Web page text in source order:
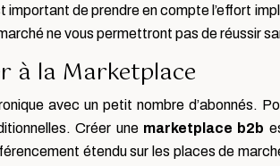
de prendre en compte l’effort
ne vous permettront pas de réussir
à la Marketplace
avec un petit nombre d’abonnés.
Créer une marketplace b2b
étendu sur les places de